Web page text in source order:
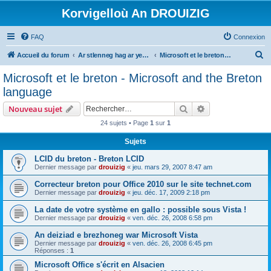
Korvigelloù An DROUIZIG
FAQ Connexion
Accueil du forum Ar stlenneg hag ar yezhoù bihan er bed a-bezh Microsoft et le breton - Microsoft and the Breton language
Microsoft et le breton - Microsoft and the Breton
language
Nouveau sujet Rechercher
24 sujets • Page 1 sur 1
Sujets
LCID du breton - Breton LCID
Dernier message par drouizig « jeu. mars 29, 2007 8:47 am
Correcteur breton pour Office 2010 sur le site technet.com
Dernier message par drouizig « jeu. déc. 17, 2009 2:18 pm
La date de votre système en gallo : possible sous Vista !
Dernier message par drouizig « ven. déc. 26, 2008 6:58 pm
An deiziad e brezhoneg war Microsoft Vista
Dernier message par drouizig « ven. déc. 26, 2008 6:45 pm
Réponses : 1
Microsoft Office s'écrit en Alsacien